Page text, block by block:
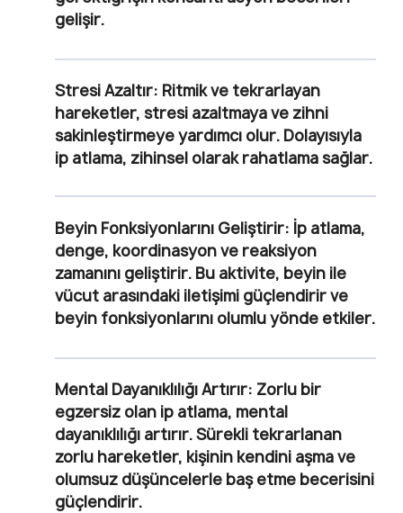
gelişir.
Stresi Azaltır: Ritmik ve tekrarlayan
hareketler, stresi azaltmaya ve zihni
sakinleştirmeye yardımcı olur. Dolayısıyla
ip atlama, zihinsel olarak rahatlama sağlar.
Beyin Fonksiyonlarını Geliştirir: İp atlama,
denge, koordinasyon ve reaksiyon
zamanını geliştirir. Bu aktivite, beyin ile
vücut arasındaki iletişimi güçlendirir ve
beyin fonksiyonlarını olumlu yönde etkiler.
Mental Dayanıklılığı Artırır: Zorlu bir
egzersiz olan ip atlama, mental
dayanıklılığı artırır. Sürekli tekrarlanan
zorlu hareketler, kişinin kendini aşma ve
olumsuz düşüncelerle baş etme becerisini
güçlendirir.